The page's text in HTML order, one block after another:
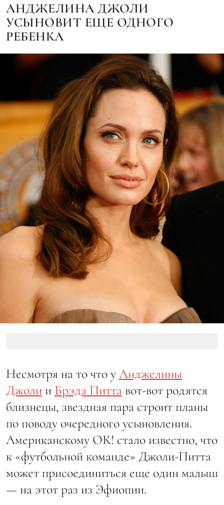
АНДЖЕЛИНА ДЖОЛИ
УСЫНОВИТ ЕЩЕ ОДНОГО
РЕБЕНКА
Несмотря на то что уАнджелины
Джоли и Брэда Питта вот-вот родятся
близнецы, звездная пара строит планы
по поводу очередного усыновления.
Американскому ОК! стало известно, что
к «футбольной команде» Джоли-Питта
может присоединиться еще один малыш
— на этот раз из Эфиопии.